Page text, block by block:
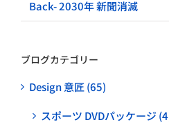
Back- 2030年 新聞消滅
ブログカテゴリー
Design 意匠 (65)
スポーツ DVDパッケージ